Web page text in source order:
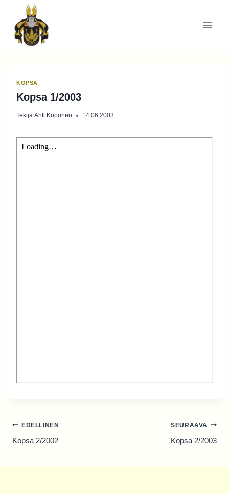
sisältöön
KOPSA
Kopsa 1/2003
Tekijä Ahti Koponen 14.06.2003
Artikkelien
selaus
EDELLINEN
Kopsa 2/2002
SEURAAVA
Kopsa 2/2003